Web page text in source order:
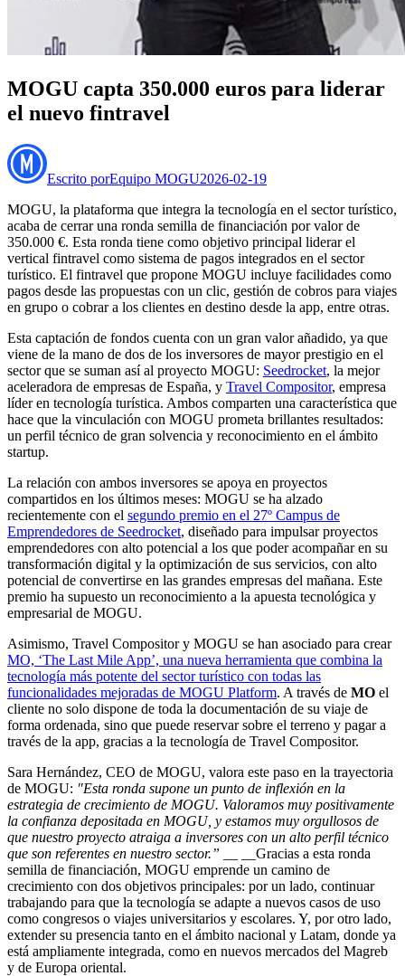
MOGU capta 350.000 euros para liderar
el nuevo fintravel
Escrito porEquipo MOGU2026-02-19
MOGU, la plataforma que integra la tecnología en el sector turístico,
acaba de cerrar una ronda semilla de financiación por valor de
350.000 €. Esta ronda tiene como objetivo principal liderar el
vertical fintravel como sistema de pagos integrados en el sector
turístico. El fintravel que propone MOGU incluye facilidades como
pagos desde las propuestas con un clic, gestión de cobros para viajes
en grupo o cobrar a los clientes en destino desde la app, entre otras.
Esta captación de fondos cuenta con un gran valor añadido, ya que
viene de la mano de dos de los inversores de mayor prestigio en el
sector que se suman así al proyecto MOGU: Seedrocket, la mejor
aceleradora de empresas de España, y Travel Compositor, empresa
líder en tecnología turística. Ambos comparten una característica que
hace que la vinculación con MOGU prometa brillantes resultados:
un perfil técnico de gran solvencia y reconocimiento en el ámbito
startup.
La relación con ambos inversores se apoya en proyectos
compartidos en los últimos meses: MOGU se ha alzado
recientemente con el segundo premio en el 27º Campus de
Emprendedores de Seedrocket, diseñado para impulsar proyectos
emprendedores con alto potencial a los que poder acompañar en su
transformación digital y la optimización de sus servicios, con alto
potencial de convertirse en las grandes empresas del mañana. Este
premio ha supuesto un reconocimiento a la apuesta tecnológica y
empresarial de MOGU.
Asimismo, Travel Compositor y MOGU se han asociado para crear
MO, ‘The Last Mile App’, una nueva herramienta que combina la
tecnología más potente del sector turístico con todas las
funcionalidades mejoradas de MOGU Platform. A través de MO el
cliente no solo dispone de toda la documentación de su viaje de
forma ordenada, sino que puede reservar sobre el terreno y pagar a
través de la app, gracias a la tecnología de Travel Compositor.
Sara Hernández, CEO de MOGU, valora este paso en la trayectoria
de MOGU: "Esta ronda supone un punto de inflexión en la
estrategia de crecimiento de MOGU. Valoramos muy positivamente
la confianza depositada en MOGU, y estamos muy orgullosos de
que nuestro proyecto atraiga a inversores con un alto perfil técnico
que son referentes en nuestro sector.” __ __Gracias a esta ronda
semilla de financiación, MOGU emprende un camino de
crecimiento con dos objetivos principales: por un lado, continuar
trabajando para que la tecnología se adapte a nuevos casos de uso
como congresos o viajes universitarios y escolares. Y, por otro lado,
extender su presencia tanto en el ámbito nacional y Latam, donde ya
está ampliamente integrada, como en nuevos mercados del Magreb
y de Europa oriental.